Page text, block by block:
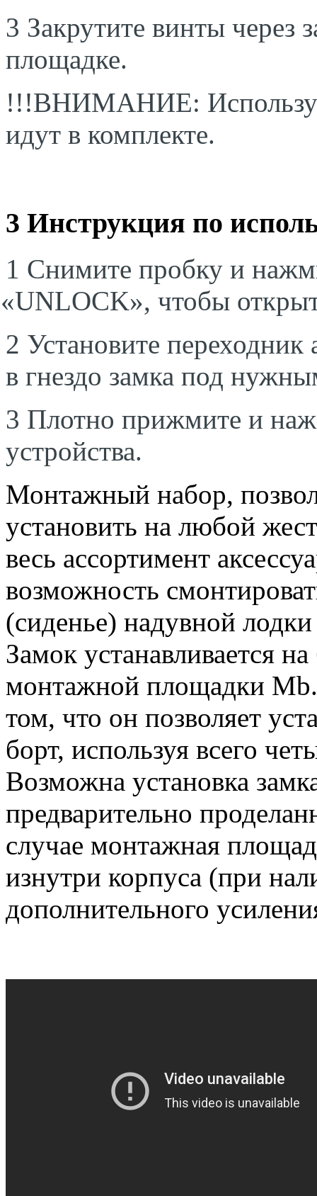
3 Закрутите винты через
площадке.
!!!ВНИМАНИЕ:
идут в комплекте.
3 Инструкция по
1 Снимите пробку и
«UNLOCK», чтобы
2 Установите переходник
в гнездо замка под
3 Плотно прижмите и
устройства.
Монтажный набор,
установить на любой
весь ассортимент
возможность
(сиденье) надувной
Замок устанавливается
монтажной площадки Mb.
том, что он позволяет
борт, используя всего
Возможна установка
предварительно
случае монтажная
изнутри корпуса (при
дополнительного